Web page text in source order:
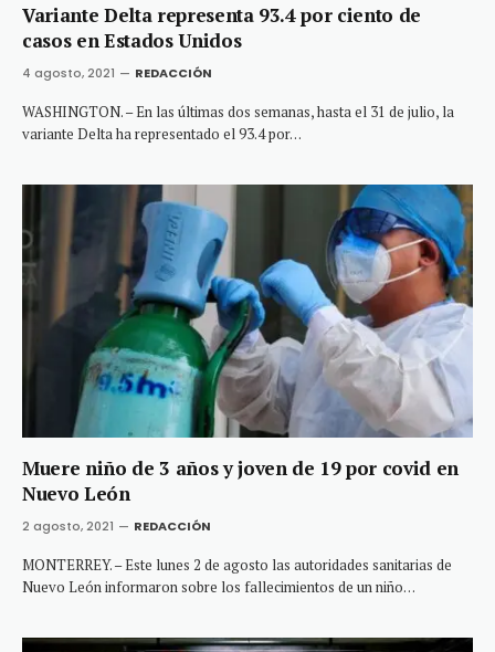
Variante Delta representa 93.4 por ciento de
casos en Estados Unidos
4 agosto, 2021 REDACCIÓN
WASHINGTON. – En las últimas dos semanas, hasta el 31 de julio, la
variante Delta ha representado el 93.4 por…
Muere niño de 3 años y joven de 19 por covid en
Nuevo León
2 agosto, 2021 REDACCIÓN
MONTERREY. – Este lunes 2 de agosto las autoridades sanitarias de
Nuevo León informaron sobre los fallecimientos de un niño…